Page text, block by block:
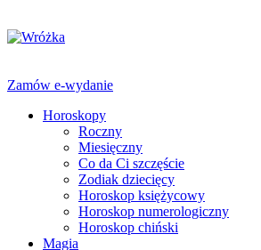
Zamów e-wydanie
Horoskopy
Roczny
Miesięczny
Co da Ci szczęście
Zodiak dziecięcy
Horoskop księżycowy
Horoskop numerologiczny
Horoskop chiński
Magia